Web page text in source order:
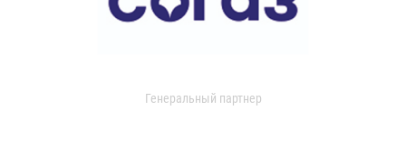
Генеральный партнер